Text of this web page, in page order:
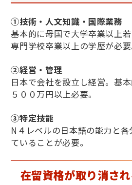
①技術・人文知識・国際業務
基本的に母国で大学卒業以上
専門学校卒業以上の学歴が必要
②経営・管理
日本で会社を設立し経営。基
５００万円以上必要。
③特定技能
N４レベルの日本語の能力と
ていることが必要。
在留資格が取り消さ